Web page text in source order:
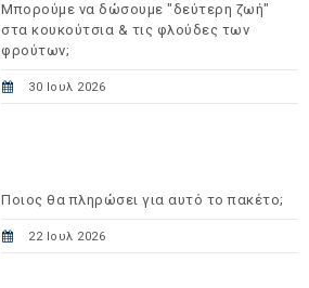
Μπορούμε να δώσουμε "δεύτερη ζωή"
στα κουκούτσια & τις φλούδες των
φρούτων;
30 Ιουλ 2026
Ποιος θα πληρώσει για αυτό το πακέτο;
22 Ιουλ 2026